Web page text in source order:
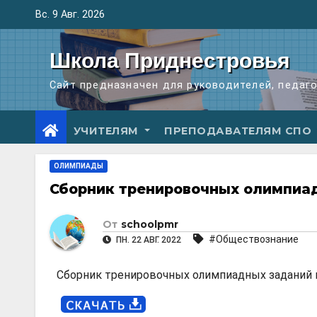
содержимому
Вс. 9 Авг. 2026
Школа Приднестровья
Сайт предназначен для руководителей,
УЧИТЕЛЯМ ПРЕПОДАВАТЕЛЯМ СПО
ОЛИМПИАДЫ
Сборник тренировочных
От schoolpmr
ПН. 22 АВГ. 2022 #Обществознание
Сборник тренировочных олимпиадных